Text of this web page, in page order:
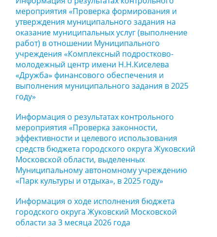
мероприятия «Проверка формирования и
утверждения муниципального задания на
оказание муниципальных услуг (выполнение
работ) в отношении Муниципального
учреждения «Комплексный подростково-
молодежный центр имени Н.Н.Киселева
«Дружба» финансового обеспечения и
выполнения муниципального задания в 2025
году»
Информация о результатах контрольного
мероприятия «Проверка законности,
эффективности и целевого использования
средств бюджета городского округа Жуковский
Московской области, выделенных
Муниципальному автономному учреждению
«Парк культуры и отдыха», в 2025 году»
Информация о ходе исполнения бюджета
городского округа Жуковский Московской
области за 3 месяца 2026 года